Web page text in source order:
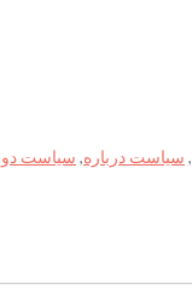
, سیاست درباره, سیاست دو